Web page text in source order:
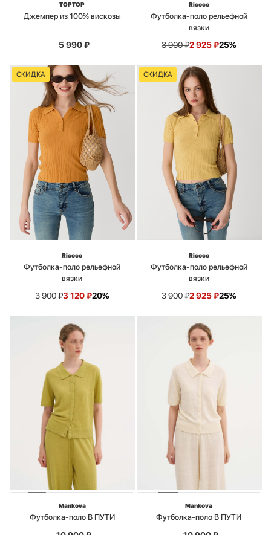
TOPTOP
Джемпер из 100% вискозы
5 990₽
Ricoco
Футболка-поло рельефной
вязки
3 900₽2 925₽25%
СКИДКА
Ricoco
Футболка-поло рельефной
вязки
3 900₽3 120₽20%
СКИДКА
Ricoco
Футболка-поло рельефной
вязки
3 900₽2 925₽25%
Mankova
Футболка-поло В ПУТИ
Mankova
Футболка-поло В ПУТИ